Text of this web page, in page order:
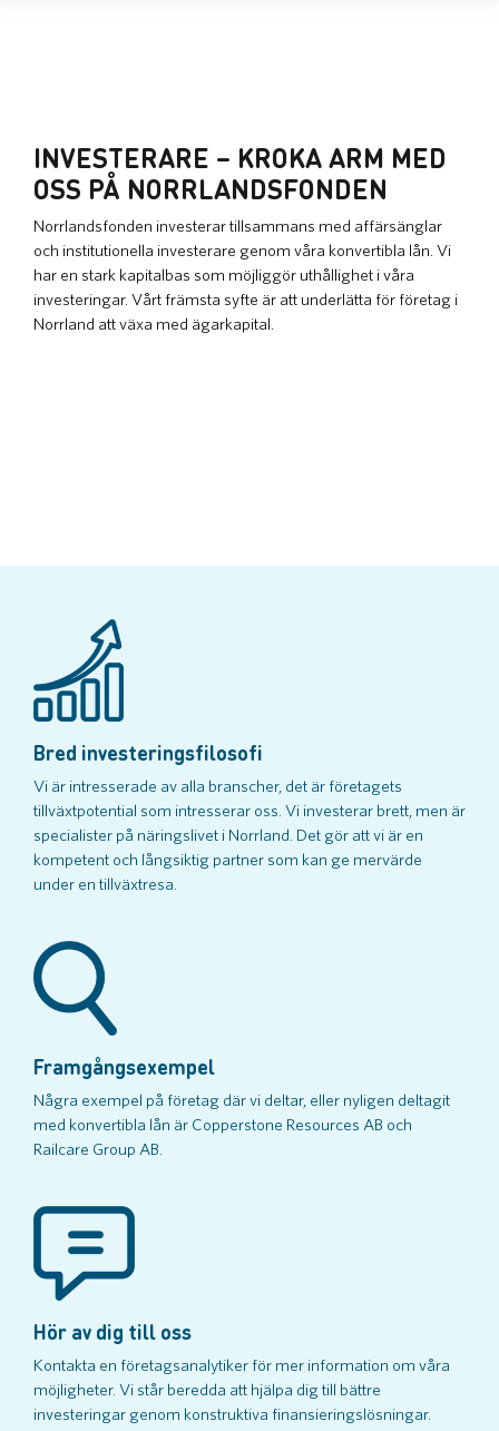
INVESTERARE – KROKA ARM MED
OSS PÅ NORRLANDSFONDEN
Norrlandsfonden investerar tillsammans med affärsänglar
och institutionella investerare genom våra konvertibla lån. Vi
har en stark kapitalbas som möjliggör uthållighet i våra
investeringar. Vårt främsta syfte är att underlätta för företag i
Norrland att växa med ägarkapital.
Bred investeringsfilosofi
Vi är intresserade av alla branscher, det är företagets
tillväxtpotential som intresserar oss. Vi investerar brett, men är
specialister på näringslivet i Norrland. Det gör att vi är en
kompetent och långsiktig partner som kan ge mervärde
under en tillväxtresa.
Framgångsexempel
Några exempel på företag där vi deltar, eller nyligen deltagit
med konvertibla lån är Copperstone Resources AB och
Railcare Group AB.
Hör av dig till oss
Kontakta en företagsanalytiker för mer information om våra
möjligheter. Vi står beredda att hjälpa dig till bättre
investeringar genom konstruktiva finansieringslösningar.